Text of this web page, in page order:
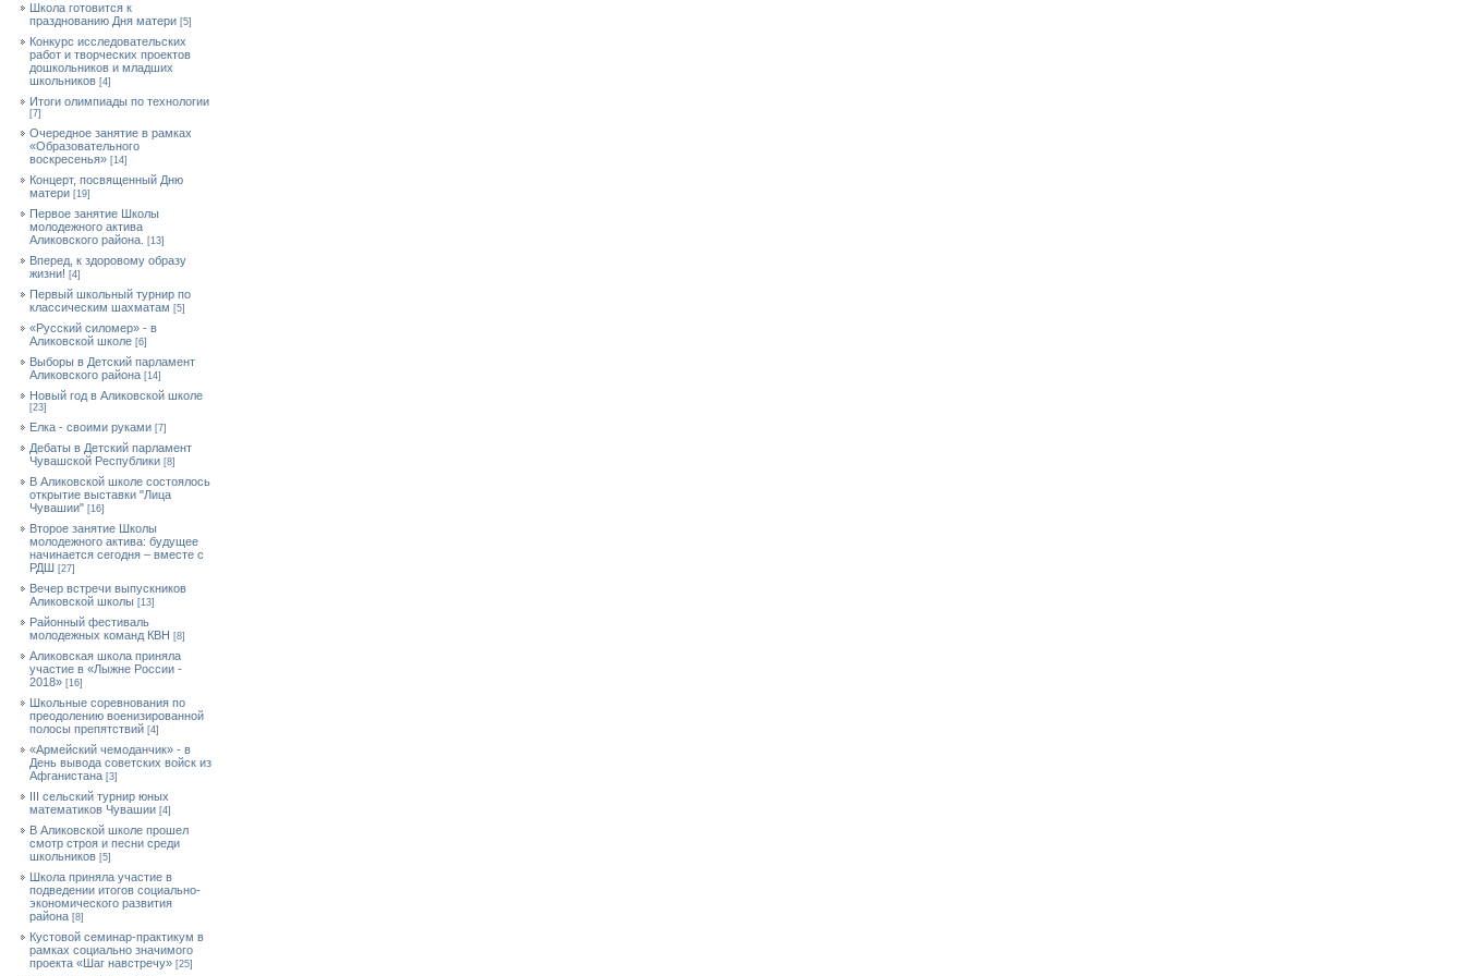
Школа готовится к
празднованию Дня матери [5]
Конкурс исследовательских
работ и творческих проектов
дошкольников и младших
школьников [4]
Итоги олимпиады по технологии
[7]
Очередное занятие в рамках
«Образовательного
воскресенья» [14]
Концерт, посвященный Дню
матери [19]
Первое занятие Школы
молодежного актива
Аликовского района.
[13]
Вперед, к здоровому образу
жизни! [4]
Первый школьный турнир по
классическим шахматам [5]
«Русский силомер» - в
Аликовской школе [6]
Выборы в Детский парламент
Аликовского района [14]
Новый год в Аликовской школе
[23]
Елка - своими руками [7]
Дебаты в Детский парламент
Чувашской Республики [8]
В Аликовской школе состоялось
открытие выставки "Лица
Чувашии" [16]
Второе занятие Школы
молодежного актива: будущее
начинается сегодня – вместе с
РДШ [27]
Вечер встречи выпускников
Аликовской школы [13]
Районный фестиваль
молодежных команд КВН [8]
Аликовская школа приняла
участие в «Лыжне России -
2018» [16]
Школьные соревнования по
преодолению военизированной
полосы препятствий [4]
«Армейский чемоданчик» - в
День вывода советских войск из
Афганистана [3]
III сельский турнир юных
математиков Чувашии [4]
В Аликовской школе прошел
смотр строя и песни среди
школьников [5]
Школа приняла участие в
подведении итогов социально-
экономического развития
района [8]
Кустовой семинар-практикум в
рамках социально значимого
проекта «Шаг навстречу» [25]